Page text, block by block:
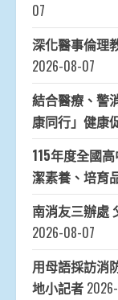
07
深化醫事倫理
2026-08-07
結合醫療、警
康同行」健康
115年度全國
潔素養、培育
南消友三辦處
2026-08-07
用母語採訪消
地小記者